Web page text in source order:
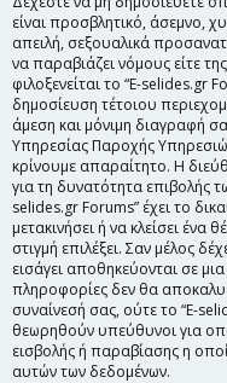
είναι προσβλητικό, άσεμνο,
απειλή, σεξουαλικά
να παραβιάζει νόμους είτε
φιλοξενείται το “E-selides.gr
δημοσίευση τέτοιου
άμεση και μόνιμη διαγραφή
Υπηρεσίας Παροχής
κρίνουμε απαραίτητο. Η
για τη δυνατότητα επιβολής
selides.gr Forums” έχει το
μετακινήσει ή να κλείσει
στιγμή επιλέξει. Σαν μέλος
εισάγει αποθηκεύονται σε
πληροφορίες δεν θα
συναίνεσή σας, ούτε το “E-
θεωρηθούν υπεύθυνοι για
εισβολής ή παραβίασης η
αυτών των δεδομένων.